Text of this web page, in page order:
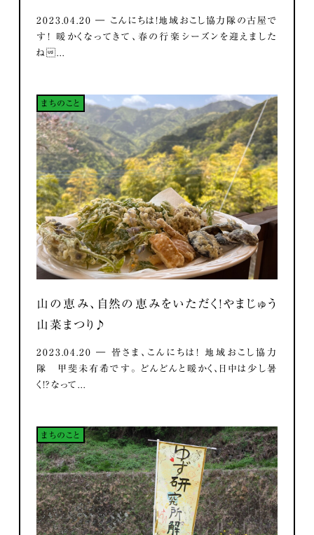
2023.04.20 ― こんにちは！地域おこし協力隊の古屋で
す！ 暖かくなってきて、春の行楽シーズンを迎えました
ね...
まちのこと
山の恵み、自然の恵みをいただく！やまじゅう
山菜まつり♪
2023.04.20 ― 皆さま、こんにちは！ 地域おこし協力
隊 甲斐未有希です。 どんどんと暖かく、日中は少し暑
く！？なって...
まちのこと